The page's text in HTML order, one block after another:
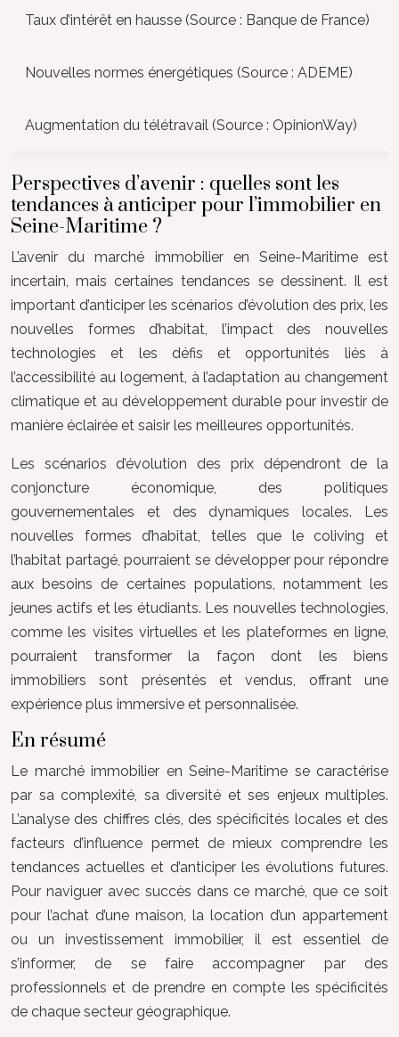
Taux d’intérêt en hausse (Source : Banque de France)
Nouvelles normes énergétiques (Source : ADEME)
Augmentation du télétravail (Source : OpinionWay)
Perspectives d’avenir : quelles sont les
tendances à anticiper pour l’immobilier en
Seine-Maritime ?
L’avenir du marché immobilier en Seine-Maritime est
incertain, mais certaines tendances se dessinent. Il est
important d’anticiper les scénarios d’évolution des prix, les
nouvelles formes d’habitat, l’impact des nouvelles
technologies et les défis et opportunités liés à
l’accessibilité au logement, à l’adaptation au changement
climatique et au développement durable pour investir de
manière éclairée et saisir les meilleures opportunités.
Les scénarios d’évolution des prix dépendront de la
conjoncture économique, des politiques
gouvernementales et des dynamiques locales. Les
nouvelles formes d’habitat, telles que le coliving et
l’habitat partagé, pourraient se développer pour répondre
aux besoins de certaines populations, notamment les
jeunes actifs et les étudiants. Les nouvelles technologies,
comme les visites virtuelles et les plateformes en ligne,
pourraient transformer la façon dont les biens
immobiliers sont présentés et vendus, offrant une
expérience plus immersive et personnalisée.
En résumé
Le marché immobilier en Seine-Maritime se caractérise
par sa complexité, sa diversité et ses enjeux multiples.
L’analyse des chiffres clés, des spécificités locales et des
facteurs d’influence permet de mieux comprendre les
tendances actuelles et d’anticiper les évolutions futures.
Pour naviguer avec succès dans ce marché, que ce soit
pour l’achat d’une maison, la location d’un appartement
ou un investissement immobilier, il est essentiel de
s’informer, de se faire accompagner par des
professionnels et de prendre en compte les spécificités
de chaque secteur géographique.